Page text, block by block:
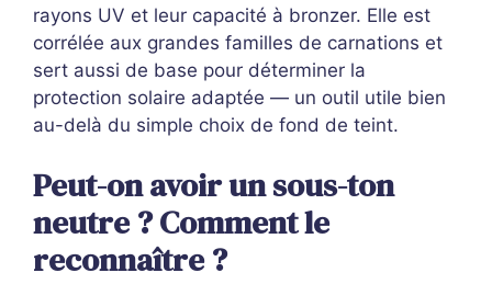
rayons UV et leur capacité à bronzer. Elle est
corrélée aux grandes familles de carnations et
sert aussi de base pour déterminer la
protection solaire adaptée — un outil utile bien
au-delà du simple choix de fond de teint.
Peut-on avoir un sous-ton
neutre ? Comment le
reconnaître ?